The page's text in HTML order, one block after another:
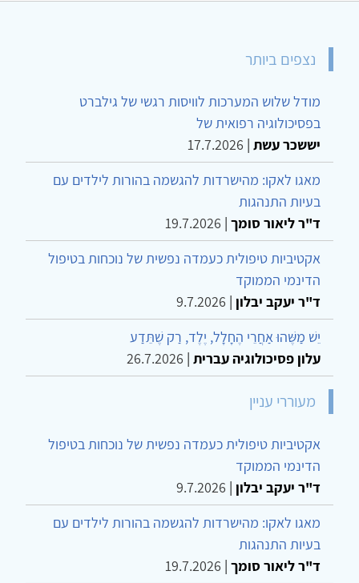
נצפים ביותר
מודל שלוש המערכות לוויסות רגשי של גילברט
בפסיכולוגיה רפואית של
יששכר עשת |
17.7.2026
מאגו לאקו: מהישרדות להגשמה בהורות לילדים עם
בעיות התנהגות
ד"ר ליאור סומך |
19.7.2026
אקטיביות טיפולית כעמדה נפשית של נוכחות בטיפול
הדינמי הממוקד
ד"ר יעקב יבלון |
9.7.2026
יֵשׁ מַשֶּׁהוּ אַחֲרֵי הֶחָלָל, יֶלֶד, רַק שֶׁתֵּדַע
עלון פסיכולוגיה עברית |
26.7.2026
מעוררי עניין
אקטיביות טיפולית כעמדה נפשית של נוכחות בטיפול
הדינמי הממוקד
ד"ר יעקב יבלון |
9.7.2026
מאגו לאקו: מהישרדות להגשמה בהורות לילדים עם
בעיות התנהגות
ד"ר ליאור סומך |
19.7.2026